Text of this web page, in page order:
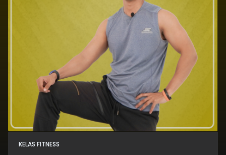
KELAS FITNESS